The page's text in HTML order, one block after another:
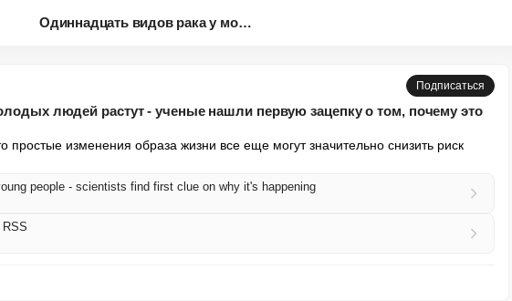
Одиннадцать видов рака у молод...
Подписаться
людей растут - ученые нашли первую зацепку о том, почему это
простые изменения образа жизни все еще могут значительно снизить риск
people - scientists find first clue on why it's happening